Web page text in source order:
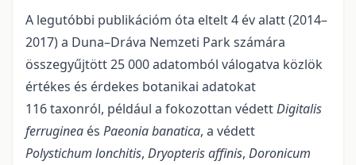
A legutóbbi publikációm óta eltelt 4 év alatt (2014–
2017) a Duna–Dráva Nemzeti Park számára
összegyűjtött 25 000 adatomból válogatva közlök
értékes és érdekes botanikai adatokat
116 taxonról, például a fokozottan védettDigitalis
ferruginea és Paeonia banatica, a védett
Polystichum lonchitis, Dryopteris affinis, Doronicum